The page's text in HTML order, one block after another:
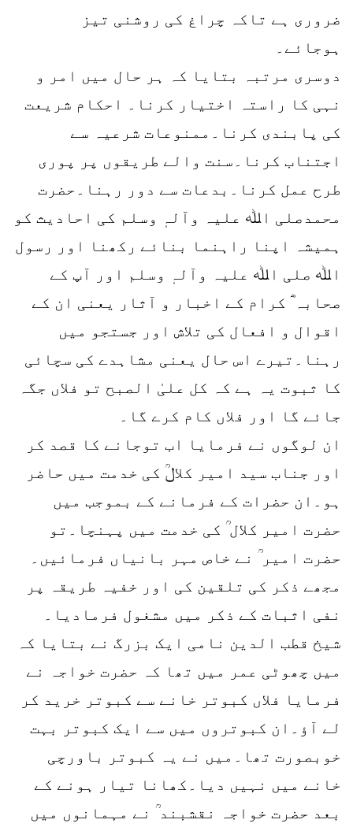
ضروری ہے تاکہ چراغ کی روشنی تیز
ہوجائے۔
دوسری مرتبہ بتایا کہ ہر حال میں امر و
نہی کا راستہ اختیار کرنا۔ احکام شریعت
کی پابندی کرنا۔ممنوعات شرعیہ سے
اجتناب کرنا۔سنت والے طریقوں پر پوری
طرح عمل کرنا۔بدعات سے دور رہنا۔حضرت
محمدصلی اﷲ علیہ وآلہٖ وسلم کی احادیث کو
ہمیشہ اپنا راہنما بنائے رکھنا اور رسول
اﷲ صلی اﷲ علیہ وآلہٖ وسلم اور آپ کے
صحابہ ؓ کرام کے اخبار و آثار یعنی ان کے
اقوال و افعال کی تلاش اور جستجو میں
رہنا۔تیرے اس حال یعنی مشاہدے کی سچائی
کا ثبوت یہ ہے کہ کل علیٰ الصبح تو فلاں جگہ
جائے گا اور فلاں کام کرے گا۔
ان لوگوں نے فرمایا اب توجانے کا قصد کر
اور جناب سید امیر کلالؒ کی خدمت میں حاضر
ہو۔ان حضرات کے فرمانے کے بموجب میں
حضرت امیر کلال ؒ کی خدمت میں پہنچا۔تو
حضرت امیر ؒ نے خاص مہر بانیاں فرمائیں۔
مجھے ذکر کی تلقین کی اور خفیہ طریقہ پر
نفی اثبات کے ذکر میں مشغول فرمادیا۔
شیخ قطب الدین نامی ایک بزرگ نے بتایا کہ
میں چھوٹی عمر میں تھا کہ حضرت خواجہ نے
فرمایا فلاں کبوتر خانے سے کبوتر خرید کر
لے آؤ۔ان کبوتروں میں سے ایک کبوتر بہت
خوبصورت تھا۔میں نے یہ کبوتر باورچی
خانے میں نہیں دیا۔کھانا تیار ہونے کے
بعد حضرت خواجہ نقشبند ؒ نے مہمانوں میں